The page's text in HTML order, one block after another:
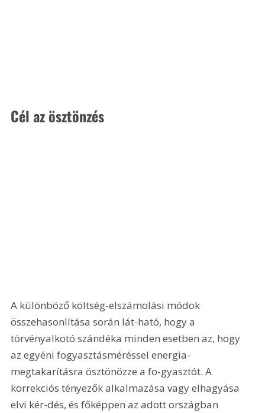
Cél az ösztönzés
A különböző költség-elszámolási módok
összehasonlítása során lát-ható, hogy a
törvényalkotó szándéka minden esetben az, hogy
az egyéni fogyasztásméréssel energia-
megtakarításra ösztönözze a fo-gyasztót. A
korrekciós tényezők alkalmazása vagy elhagyása
elvi kér-dés, és főképpen az adott országban